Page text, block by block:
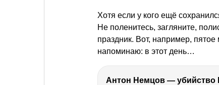
Хотя если у кого ещё
Не поленитесь, загляните,
праздник. Вот, например,
напоминаю: в этот день…